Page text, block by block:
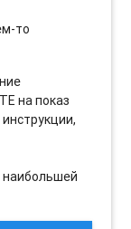
то
на показ
наибольшей